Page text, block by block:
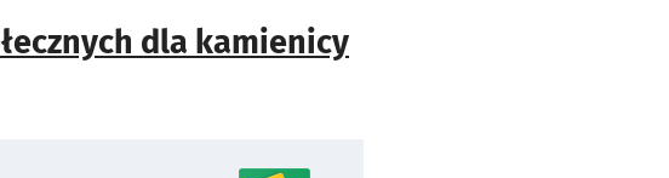
dla kamienicy